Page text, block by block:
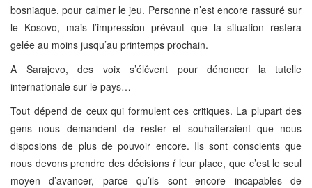
bosniaque, pour calmer le jeu. Personne n’est encore rassuré sur
le Kosovo, mais l’impression prévaut que la situation restera
gelée au moins jusqu’au printemps prochain.
A Sarajevo, des voix s’élčvent pour dénoncer la tutelle
internationale sur le pays…
Tout dépend de ceux qui formulent ces critiques. La plupart des
gens nous demandent de rester et souhaiteraient que nous
disposions de plus de pouvoir encore. Ils sont conscients que
nous devons prendre des décisions ŕ leur place, que c’est le seul
moyen d’avancer, parce qu’ils sont encore incapables de